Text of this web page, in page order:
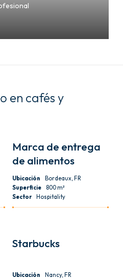
en cafés y
Marca de entrega
de alimentos
Ubicación
Bordeaux, FR
Superficie
800 m²
Sector
Hospitality
Starbucks
Ubicación
Nancy, FR